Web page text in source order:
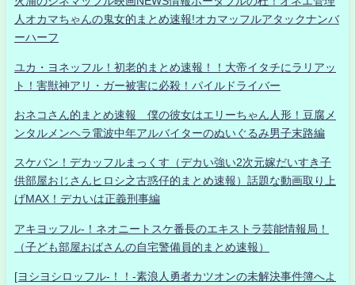
人オカマちゃんの鬼女的まとめ速報!オカマッフルアタックナンバ
ーハーフ
ユカ・ヨネッフル！初老的まとめ速報！！大帝イタチにラリアッ
ト！害獣神アリ・ガー被害に必殺！パイルドライバー
おネコさん的まとめ速報 僕の彼女はエリーちゃん人形！豆腐メ
ンタルメンヘラ電波中年アルバイターのぬいぐるみ男子末路編
スケバン！デカッフルまっくす（デカい強い2次元嫁だいすき子
供部屋おじさんヒロシ之古惑仔的まとめ速報）話題な動画取り上
げMAX！デカいは正義刑事編
アキヨッフル-！ネオニートスケ番長のエキストラ芸能情報局！
（子ども部屋おばさんの自宅警備員的まとめ速報）
[ヨシヨシロッフル-！！-素浪人勇者カツオンの未解決事件簿へよ